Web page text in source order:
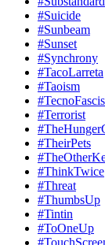
#Suicide
#Sunbeam
#Sunset
#Synchrony
#TacoLarreta
#Taoism
#Terrorist
#TheirPets
#ThinkTwice
#Threat
#ThumbsUp
#Tintin
#ToOneUp